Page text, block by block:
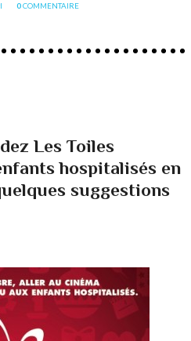
0COMMENTAIRE
Les Toiles
hospitalisés en
suggestions